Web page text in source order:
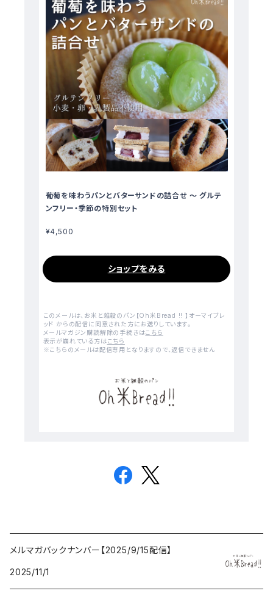
葡萄を味わうパンとバターサンドの詰合せ ～ グルテ
ンフリー・季節の特別セット
¥4,500
ショップをみる
このメールは、お米と雑穀のパン【Oh米Bread !! 】オーマイブレ
ッド からの配信に同意された方にお送りしています。
メールマガジン購読解除の手続きはこちら
表示が崩れている方はこちら
※こちらのメールは配信専用となりますので、返信できません
メルマガバックナンバー【2025/9/15配信】
2025/11/1